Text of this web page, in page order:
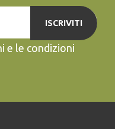
ISCRIVITI
e le condizioni